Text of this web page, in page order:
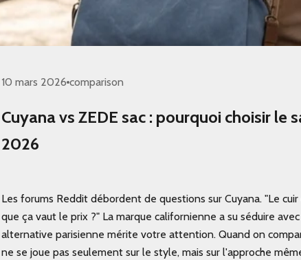
10 mars 2026 comparison
Cuyana vs ZEDE sac : pourquoi choisir le
2026
Les forums Reddit débordent de questions sur Cuyana. "Le
que ça vaut le prix ?" La marque californienne a su séduire
alternative parisienne mérite votre attention. Quand on
ne se joue pas seulement sur le style, mais sur l'approche